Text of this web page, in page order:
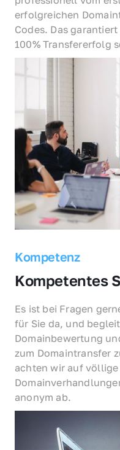
erfolgreichen
Codes. Das
100% Transfererfolg
Kompetenz
Kompetentes
Es ist bei Fragen
für Sie da, und
Domainbewertung
zum Domaintransfer
achten wir auf
anonym ab.